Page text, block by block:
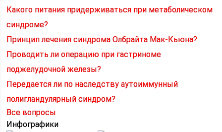
Какого питания придерживаться при метаболическом
синдроме?
Принцип лечения синдрома Олбрайта Мак-Кьюна?
Проводить ли операцию при гастриноме
поджелудочной железы?
Передается ли по наследству аутоиммунный
полигландулярный синдром?
Все вопросы
Инфографики